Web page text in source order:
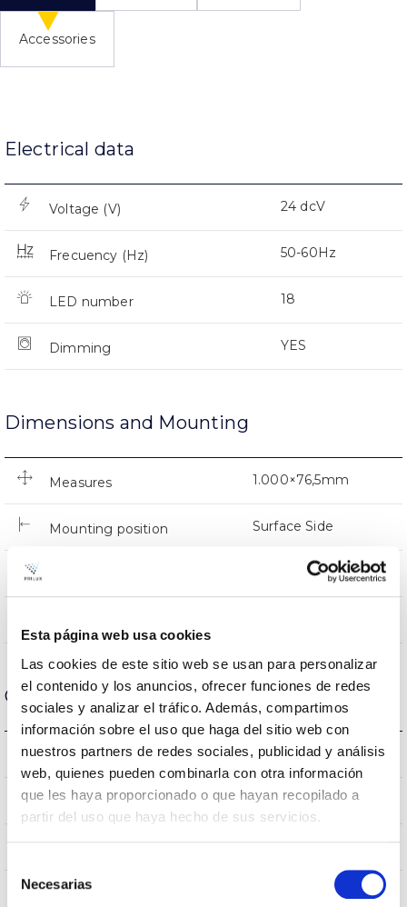
Esta página web usa cookies
Las cookies de este sitio web se usan para personalizar
el contenido y los anuncios, ofrecer funciones de redes
sociales y analizar el tráfico. Además, compartimos
información sobre el uso que haga del sitio web con
nuestros partners de redes sociales, publicidad y análisis
web, quienes pueden combinarla con otra información
que les haya proporcionado o que hayan recopilado a
partir del uso que haya hecho de sus servicios.
Necesarias
Accessories
Electrical data
Voltage (V) 24 dcV
Frecuency (Hz) 50-60Hz
LED number 18
Dimming YES
Dimensions and Mounting
Measures 1.000×76,5mm
Mounting position Surface Side
Optical data
Colour temperature RGBW
CRI Colour rendering index >80 (Blanco)